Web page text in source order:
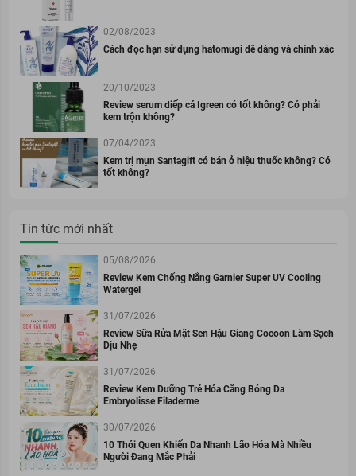
02/08/2023
Cách đọc hạn sử dụng hatomugi dễ dàng và chính xác
20/10/2023
Review serum diếp cá Igreen có tốt không? Có phải
kem trộn không?
07/04/2023
Kem trị mụn Santagift có bán ở hiệu thuốc không? Có
tốt không?
Tin tức mới nhất
05/08/2026
Review Kem Chống Nắng Garnier Super UV Cooling
Watergel
31/07/2026
Review Sữa Rửa Mặt Sen Hậu Giang Cocoon Làm Sạch
Dịu Nhẹ
31/07/2026
Review Kem Dưỡng Trẻ Hóa Căng Bóng Da
Embryolisse Filaderme
30/07/2026
10 Thói Quen Khiến Da Nhanh Lão Hóa Mà Nhiều
Người Đang Mắc Phải